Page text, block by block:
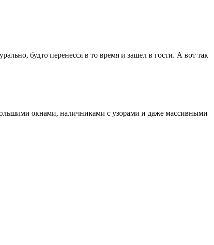
будто перенесся в то время и зашел в гости. А вот так
окнами, наличниками с узорами и даже массивными